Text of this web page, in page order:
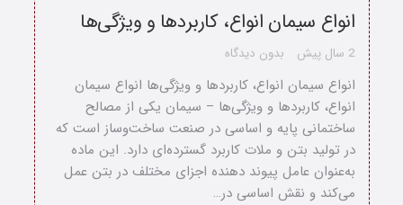
انواع سیمان انواع، کاربردها و ویژگی‌ها
2 سال پیش بدون دیدگاه
انواع سیمان انواع، کاربردها و ویژگی‌ها انواع سیمان
انواع، کاربردها و ویژگی‌ها – سیمان یکی از مصالح
ساختمانی پایه و اساسی در صنعت ساخت‌وساز است که
در تولید بتن و ملات کاربرد گسترده‌ای دارد. این ماده
به‌عنوان عامل پیوند دهنده اجزای مختلف در بتن عمل
می‌کند و نقش اساسی در…